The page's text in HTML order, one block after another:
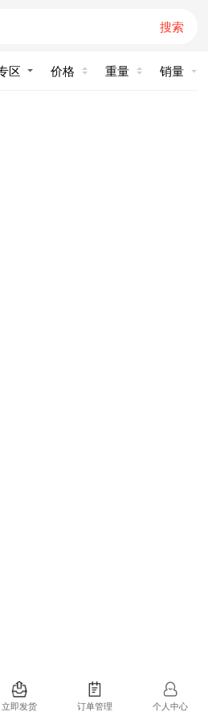
搜索
价格 重量 销量
立即发货 订单管理 个人中心